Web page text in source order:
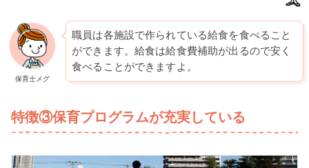
保育士メグ
職員は各施設で作られている給食を食べること
ができます。給食は給食費補助が出るので安く
食べることができますよ。
特徴③保育プログラムが充実している